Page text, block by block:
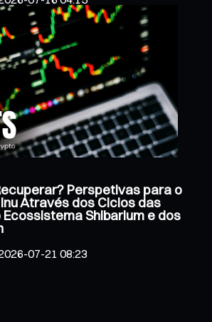
Perspetivas para o
Através dos Ciclos das
Ecossistema Shibarium e dos
07-21 08:23